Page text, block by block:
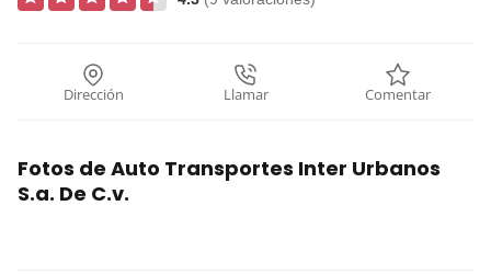
Dirección Llamar Comentar
Fotos de Auto Transportes Inter Urbanos
S.a. De C.v.